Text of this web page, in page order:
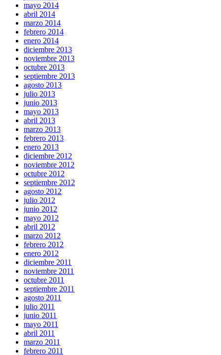
mayo 2014
abril 2014
marzo 2014
febrero 2014
enero 2014
diciembre 2013
noviembre 2013
octubre 2013
septiembre 2013
agosto 2013
julio 2013
junio 2013
mayo 2013
abril 2013
marzo 2013
febrero 2013
enero 2013
diciembre 2012
noviembre 2012
octubre 2012
septiembre 2012
agosto 2012
julio 2012
junio 2012
mayo 2012
abril 2012
marzo 2012
febrero 2012
enero 2012
diciembre 2011
noviembre 2011
octubre 2011
septiembre 2011
agosto 2011
julio 2011
junio 2011
mayo 2011
abril 2011
marzo 2011
febrero 2011